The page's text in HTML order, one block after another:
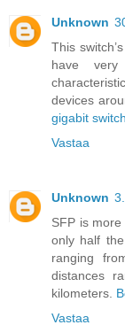
Unknown
This
have
devices
gigabit switch
Vastaa
Unknown
SFP is
only half
ranging
distances
kilometers.
Vastaa